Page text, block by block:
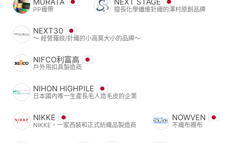
PP織帶 擅長化學纖維針織的澤村原創品牌
NEXT30
〜 經營羅紋/針織的小高莫大小的品牌〜
NIFCO利富高
戶外用扣具製造商
NIHON HIGHPILE
日本國內唯一生產長毛人造毛皮的企業
NIKKE
NIKKE，一家西裝和正式紡織品製造商
NOWVEN
不織布襯布